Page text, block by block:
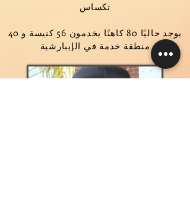
تكساس
يوجد حاليًا 80 كاهنًا يخدمون 56 كنيسة و 40
منطقة خدمة في الإيبارشية